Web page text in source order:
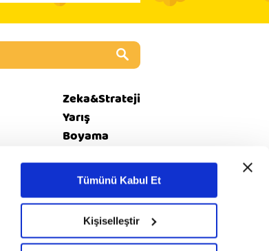
Tümünü Kabul Et
Kişiselleştir
Zeka&Strateji
Yarış
Boyama
© 2020 minika. Tüm